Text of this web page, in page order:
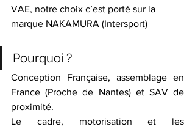
VAE, notre choix c’est porté sur la
marque NAKAMURA (Intersport)
Pourquoi ?
Conception Française, assemblage en
France (Proche de Nantes) et SAV de
proximité.
Le cadre, motorisation et les